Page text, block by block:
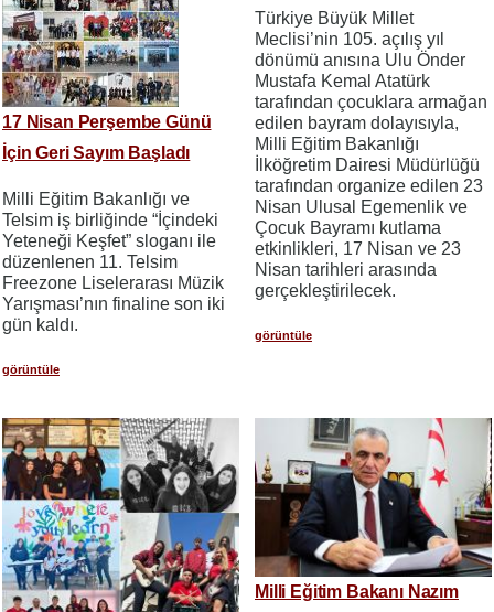
17 Nisan Perşembe Günü
İçin Geri Sayım Başladı
Milli Eğitim Bakanlığı ve
Telsim iş birliğinde “İçindeki
Yeteneği Keşfet” sloganı ile
düzenlenen 11. Telsim
Freezone Liselerarası Müzik
Yarışması’nın finaline son iki
gün kaldı.
görüntüle
Türkiye Büyük Millet
Meclisi’nin 105. açılış yıl
dönümü anısına Ulu Önder
Mustafa Kemal Atatürk
tarafından çocuklara armağan
edilen bayram dolayısıyla,
Milli Eğitim Bakanlığı
İlköğretim Dairesi Müdürlüğü
tarafından organize edilen 23
Nisan Ulusal Egemenlik ve
Çocuk Bayramı kutlama
etkinlikleri, 17 Nisan ve 23
Nisan tarihleri arasında
gerçekleştirilecek.
görüntüle
Milli Eğitim Bakanı Nazım